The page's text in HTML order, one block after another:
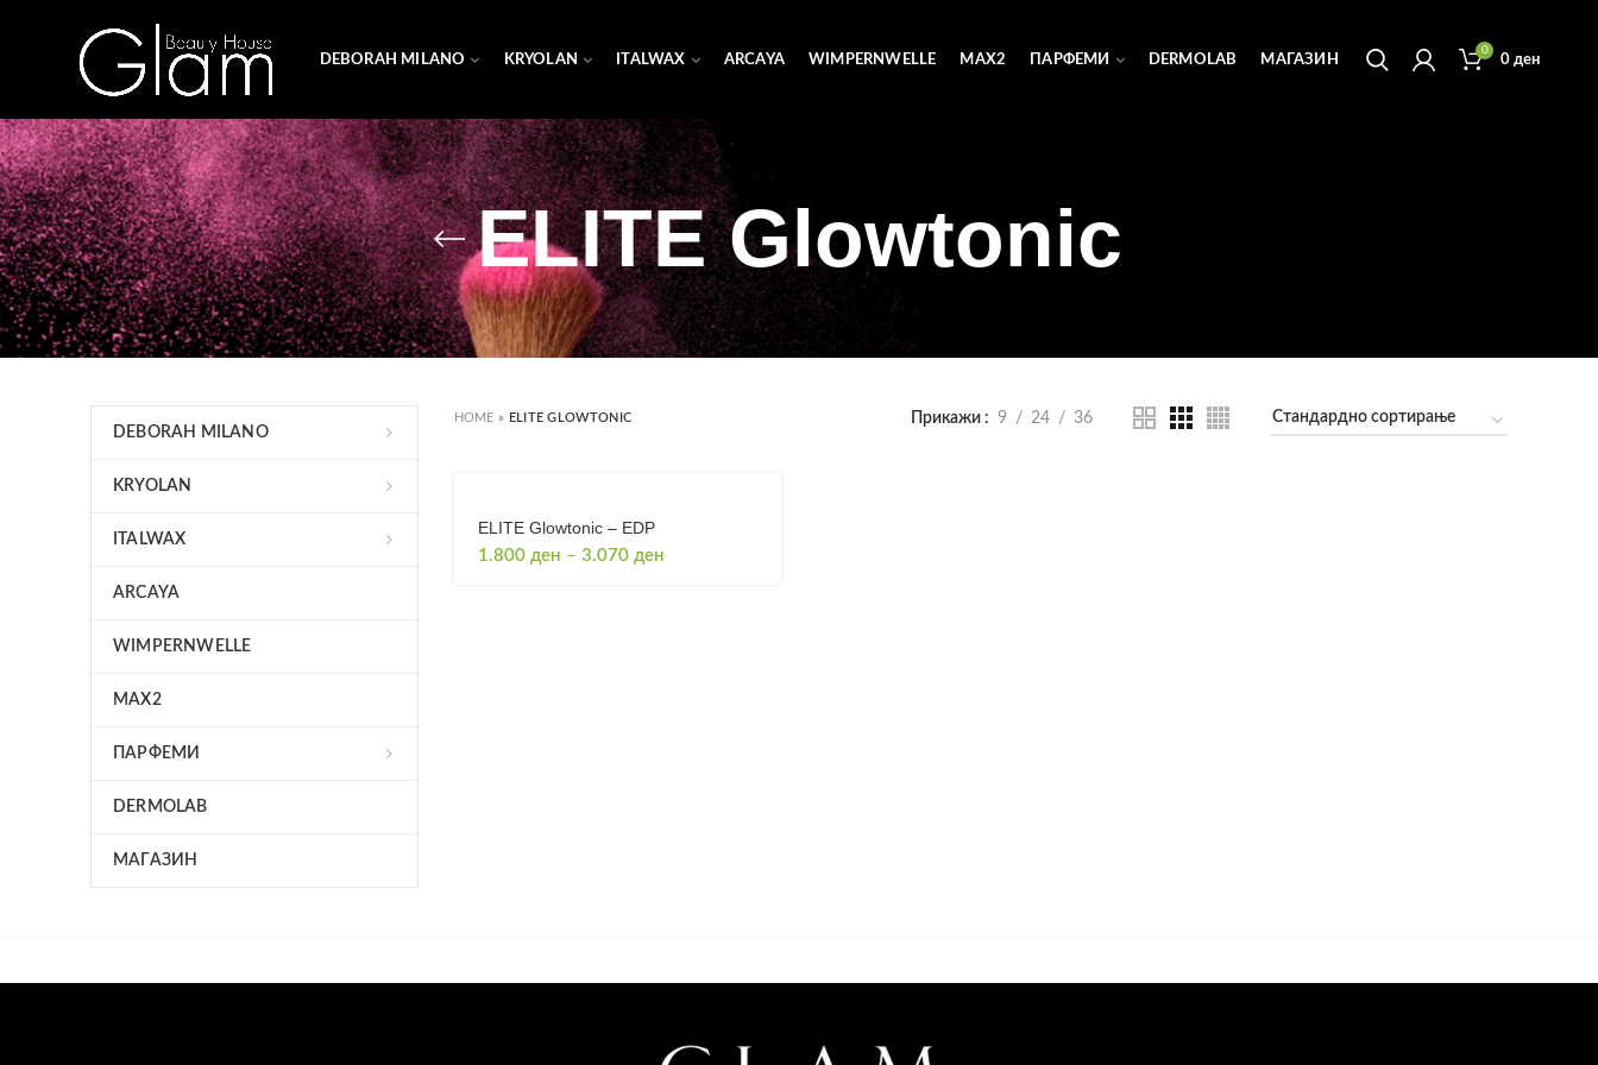
DEBORAH MILANO KRYOLAN ITALWAX ARCAYA WIMPERNWELLE MAX2 ПАРФЕМИ DERMOLAB МАГАЗИН
0
0ден
ELITE Glowtonic
HOME » ELITE GLOWTONIC Прикажи 9 24 36
ELITE Glowtonic – EDP
1.800 ден – 3.070 денPrice
DEBORAH MILANO
KRYOLAN
ITALWAX
ARCAYA
WIMPERNWELLE
MAX2
ПАРФЕМИ
DERMOLAB
МАГАЗИН